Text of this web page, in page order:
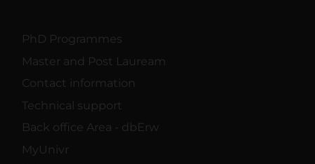
PhD Programmes
Master and Post Lauream
Contact information
Technical support
Back office Area - dbErw
MyUnivr